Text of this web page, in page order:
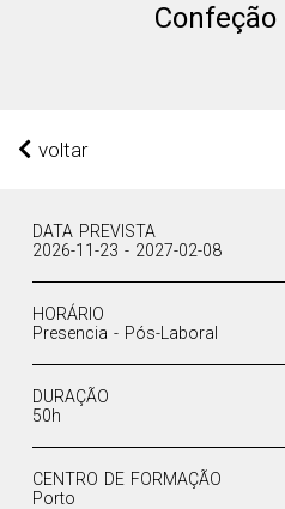
voltar
DATA PREVISTA
2026-11-23 - 2027-02-08
HORÁRIO
Presencia - Pós-Laboral
DURAÇÃO
50h
CENTRO DE FORMAÇÃO
Porto